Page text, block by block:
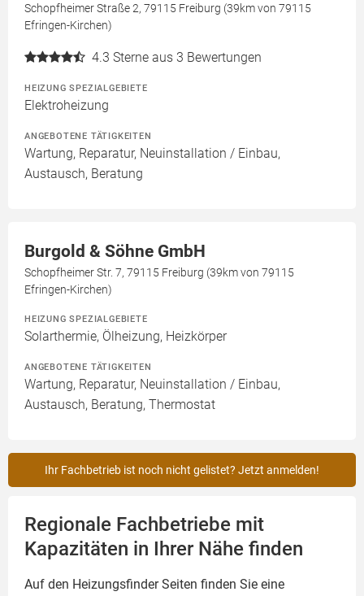
Schopfheimer Straße 2, 79115 Freiburg (39km von 79115
Efringen-Kirchen)
4.3 Sterne aus 3 Bewertungen
HEIZUNG SPEZIALGEBIETE
Elektroheizung
ANGEBOTENE TÄTIGKEITEN
Wartung, Reparatur, Neuinstallation / Einbau,
Austausch, Beratung
Burgold & Söhne GmbH
Schopfheimer Str. 7, 79115 Freiburg (39km von 79115
Efringen-Kirchen)
HEIZUNG SPEZIALGEBIETE
Solarthermie, Ölheizung, Heizkörper
ANGEBOTENE TÄTIGKEITEN
Wartung, Reparatur, Neuinstallation / Einbau,
Austausch, Beratung, Thermostat
Ihr Fachbetrieb ist noch nicht gelistet? Jetzt anmelden!
Regionale Fachbetriebe mit
Kapazitäten in Ihrer Nähe finden
Auf den Heizungsfinder Seiten finden Sie eine